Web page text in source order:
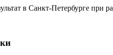
в Санкт-Петербурге при